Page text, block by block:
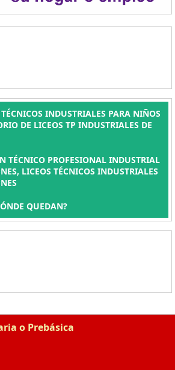
INDUSTRIALES PARA NIÑOS
DE LICEOS TP INDUSTRIALES DE
TÉCNICO PROFESIONAL INDUSTRIAL
LICEOS TÉCNICOS INDUSTRIALES
QUEDAN?
o Prebásica